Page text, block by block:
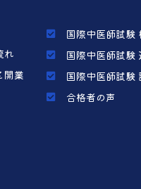
れ
開業
国際中医師試験
国際中医師試験
国際中医師試験
合格者の声